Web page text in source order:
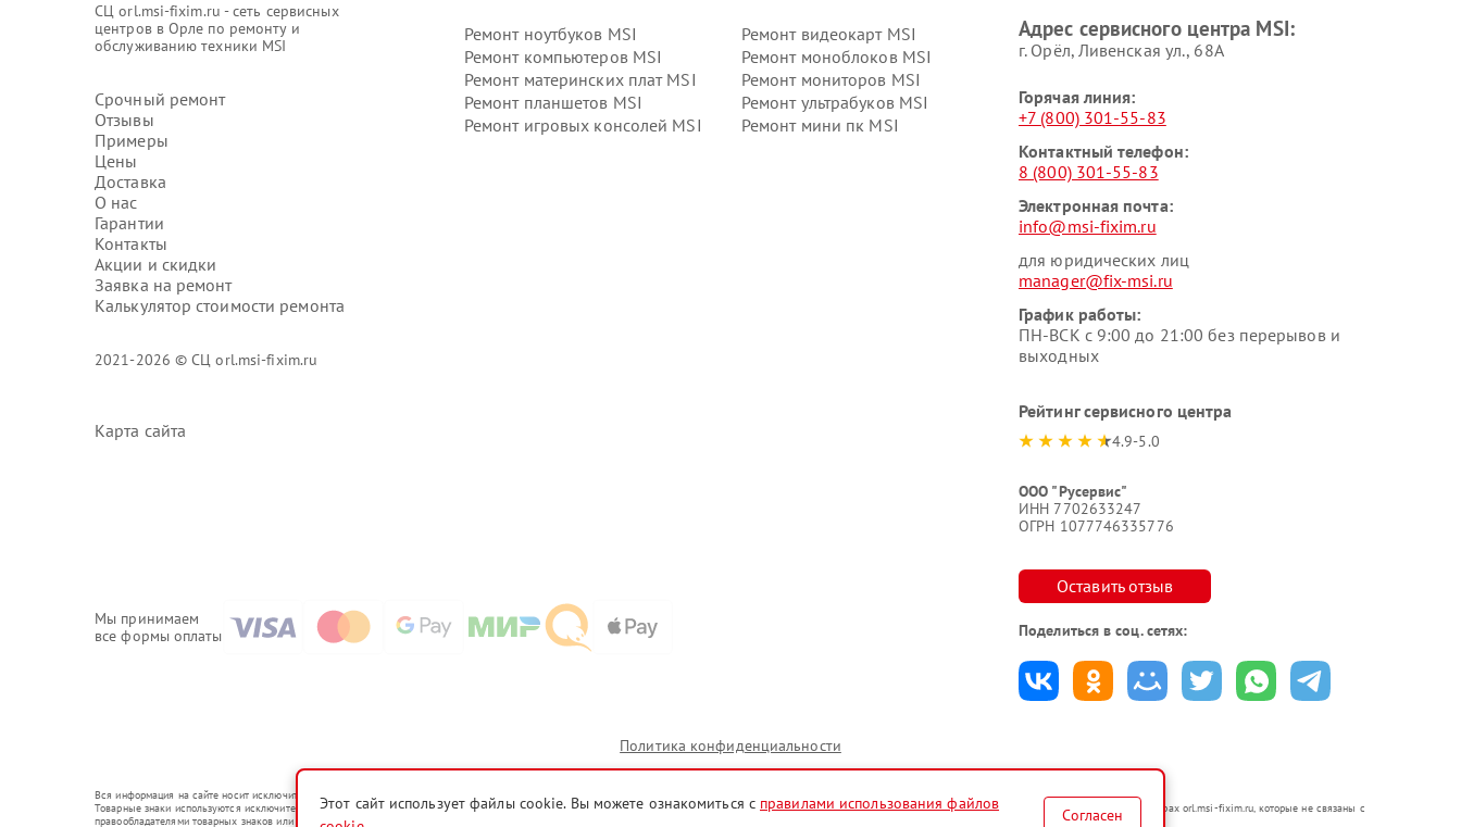
СЦ orl.msi-fixim.ru - сеть сервисных
центров в Орле по ремонту и
обслуживанию техники MSI
Срочный ремонт
Отзывы
Примеры
Цены
Доставка
О нас
Гарантии
Контакты
Акции и скидки
Заявка на ремонт
Калькулятор стоимости ремонта
2021-2026 © СЦ orl.msi-fixim.ru
Карта сайта
Мы принимаем
все формы оплаты
Ремонт ноутбуков MSI
Ремонт видеокарт MSI
Ремонт компьютеров MSI
Ремонт моноблоков MSI
Ремонт материнских плат MSI
Ремонт мониторов MSI
Ремонт планшетов MSI
Ремонт ультрабуков MSI
Ремонт игровых консолей MSI
Ремонт мини пк MSI
Адрес сервисного центра MSI:
г. Орёл, Ливенская ул., 68А
Горячая линия:
+7 (800) 301-55-83
Контактный телефон:
8 (800) 301-55-83
Электронная почта:
info@msi-fixim.ru
для юридических лиц
manager@fix-msi.ru
График работы:
ПН-ВСК с 9:00 до 21:00 без перерывов и
выходных
Рейтинг сервисного центра
4.9-5.0
ООО "Русервис"
ИНН 7702633247
ОГРН 1077746335776
Оставить отзыв
Поделиться в соц. сетях:
Политика конфиденциальности
Вся информация на сайте носит исключительно справочный характер.
Товарные знаки используются исключительно для описания устройств, в отношении которых сервисные центры orl.msi-fixim.ru предоставляют услуги по ремонту. Услуги оказываются в неавторизованных сервисных центрах orl.msi-fixim.ru, которые не связаны с
правообладателями товарных знаков или их официальными представителями.
Этот сайт использует файлы cookie. Вы можете ознакомиться с правилами использования файлов
Согласен